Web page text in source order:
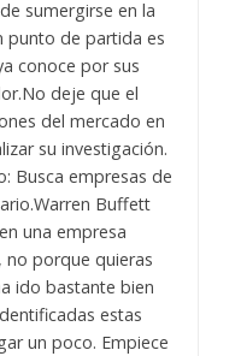
sumergirse en la
punto de partida es
conoce por sus
No deje que el
del mercado en
su investigación.
Busca empresas de
Warren Buffett
una empresa
no porque quieras
ido bastante bien
estas
un poco. Empiece